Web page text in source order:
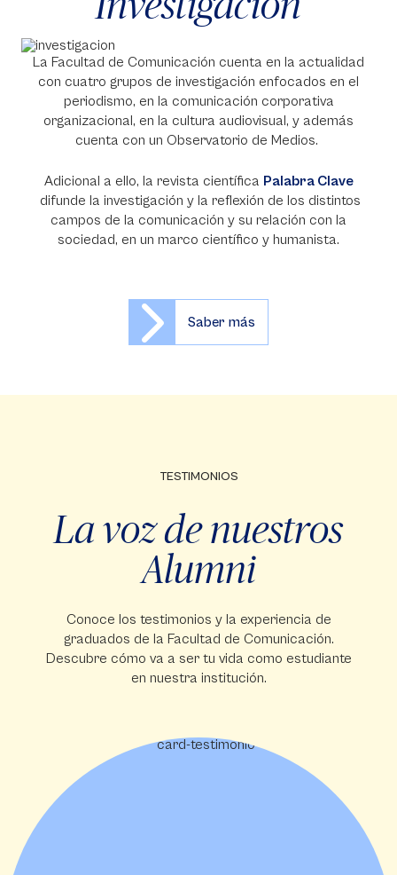
La Facultad de Comunicación cuenta en la actualidad
con cuatro grupos de investigación enfocados en el
periodismo, en la comunicación corporativa
organizacional, en la cultura audiovisual, y además
cuenta con un Observatorio de Medios.
Adicional a ello, la revista científica Palabra Clave
difunde la investigación y la reflexión de los distintos
campos de la comunicación y su relación con la
sociedad, en un marco científico y humanista.
Saber más
TESTIMONIOS
La voz de nuestros
Alumni
Conoce los testimonios y la experiencia de
graduados de la Facultad de Comunicación.
Descubre cómo va a ser tu vida como estudiante
en nuestra institución.